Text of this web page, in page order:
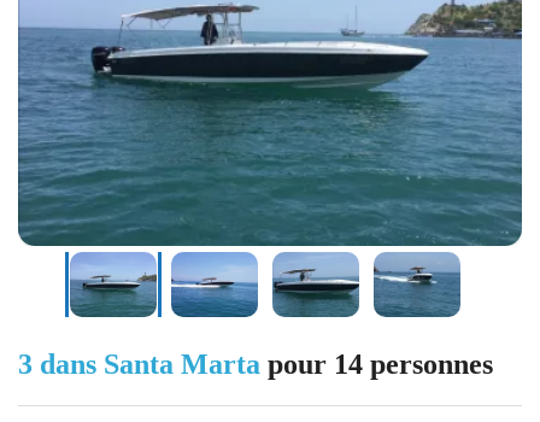
3 dans Santa Marta pour 14 personnes